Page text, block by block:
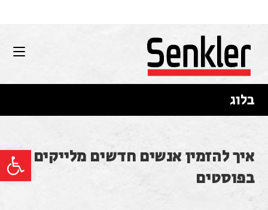
פתח סרגל נגישות
בלוג
איך להזמין אנשים חדשים מלייקים
בפוסטים